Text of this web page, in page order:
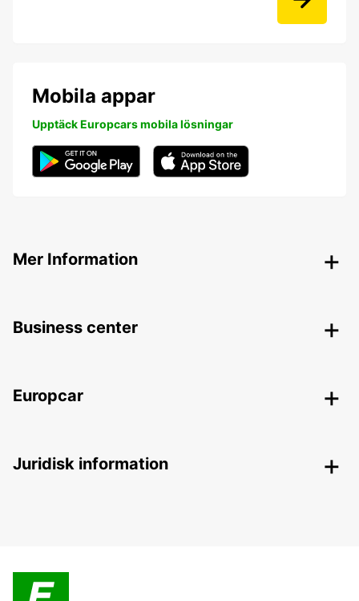
Mobila appar
Upptäck Europcars mobila lösningar
Mer Information
Business center
Europcar
Juridisk information